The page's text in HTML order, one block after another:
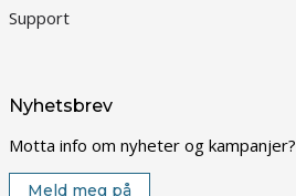
Support
Nyhetsbrev
Motta info om nyheter og kampanjer?
Meld meg på